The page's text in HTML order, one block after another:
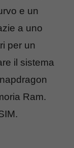
e un
a uno
per un
il sistema
Ram.